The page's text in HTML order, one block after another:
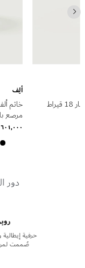
ألِف
مرصع
٦٠١٫٠٠٠ KWD
خاتم ألف بافيه من الذهب الوردي عيار 18 قيراط
دور
حرفية
صُممت لمن